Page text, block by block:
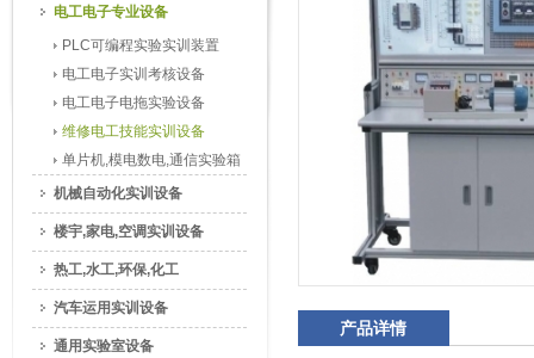
产品详情
电工电子专业设备
PLC可编程实验实训装置
电工电子实训考核设备
电工电子电拖实验设备
维修电工技能实训设备
单片机,模电数电,通信实验箱
机械自动化实训设备
楼宇,家电,空调实训设备
热工,水工,环保,化工
汽车运用实训设备
通用实验室设备